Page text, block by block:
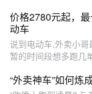
价格2780元起，
动车
说到电动车,外卖小
暂的时间段想多跑几
“外卖神车”如何炼